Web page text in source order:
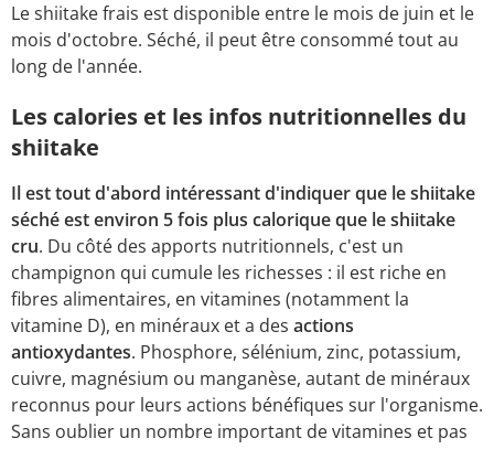
Le shiitake frais est disponible entre le mois de juin et le
mois d'octobre. Séché, il peut être consommé tout au
long de l'année.
Les calories et les infos nutritionnelles du
shiitake
Il est tout d'abord intéressant d'indiquer que le shiitake
séché est environ 5 fois plus calorique que le shiitake
cru. Du côté des apports nutritionnels, c'est un
champignon qui cumule les richesses : il est riche en
fibres alimentaires, en vitamines (notamment la
vitamine D), en minéraux et a des actions
antioxydantes. Phosphore, sélénium, zinc, potassium,
cuivre, magnésium ou manganèse, autant de minéraux
reconnus pour leurs actions bénéfiques sur l'organisme.
Sans oublier un nombre important de vitamines et pas